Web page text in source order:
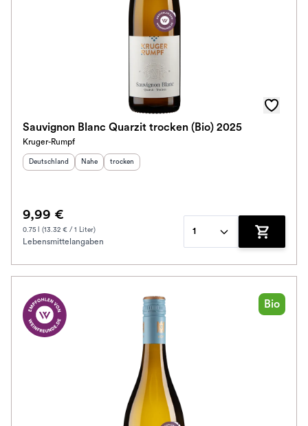
Sauvignon Blanc Quarzit trocken (Bio) 2025
Kruger-Rumpf
Herkunftsland
Deutschland Herkunftsregion:
Nahe Geschmack
trocken
9,99 €
0.75 l (13.32 € / 1 Liter)
Lebensmittelangaben
1
Zum
Bio